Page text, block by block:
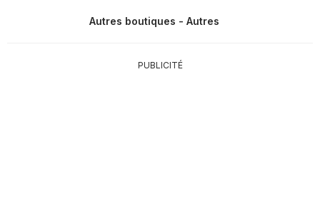
Autres boutiques - Autres
PUBLICITÉ